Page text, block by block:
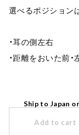
選べるポジション
・耳の側左右
・距離をおいた前・
Ship to Japan
Add to cart